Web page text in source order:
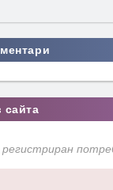
сайта
регистриран